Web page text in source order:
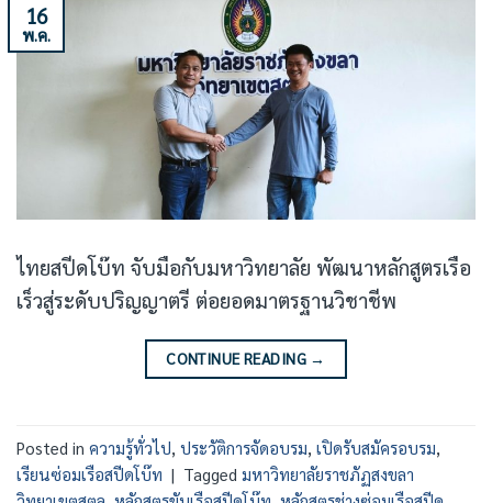
16
พ.ค.
ไทยสปีดโบ๊ท จับมือกับมหาวิทยาลัย พัฒนาหลักสูตรเรือ
เร็วสู่ระดับปริญญาตรี ต่อยอดมาตรฐานวิชาชีพ
CONTINUE READING →
Posted in ความรู้ทั่วไป, ประวัติการจัดอบรม, เปิดรับสมัครอบรม,
เรียนซ่อมเรือสปีดโบ๊ท | Tagged มหาวิทยาลัยราชภัฏสงขลา